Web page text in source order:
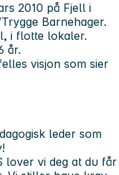
2010 på Fjell i
Barnehager.
i flotte lokaler.
år.
visjon som sier
leder som
lover vi deg at du får